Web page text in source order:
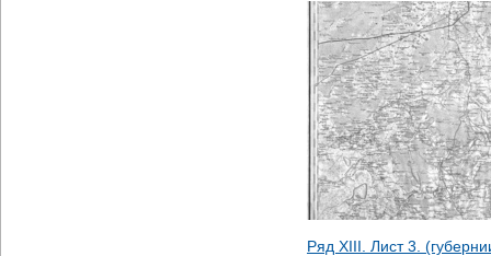
Ряд XIII. Лист 3.